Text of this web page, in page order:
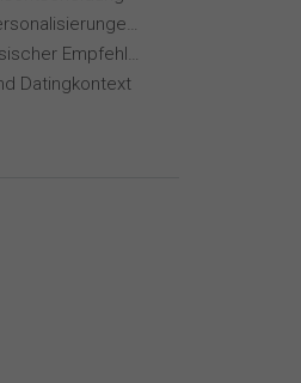
KI-gestützte Kaufempfehlungen und Personalisierungen im Online-Handel
Wie KI Motivation fördert: Jenseits klassischer Empfehlungssysteme
Datingkontext